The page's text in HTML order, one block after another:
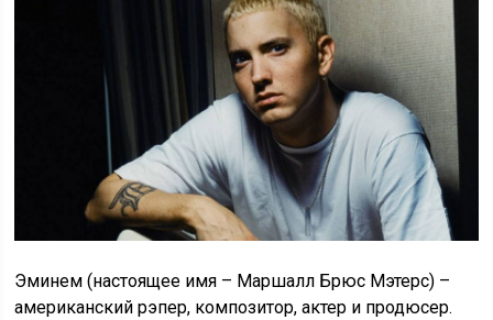
Эминем (настоящее имя – Маршалл Брюс Мэтерс) –
американский рэпер, композитор, актер и продюсер.